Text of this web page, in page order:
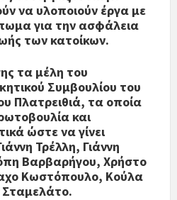
να υλοποιούν έργα με
για την ασφάλεια
των κατοίκων.
τα μέλη του
Συμβουλίου του
Πλατρειθιά, τα οποία
και
ώστε να γίνει
Τρέλλη, Γιάννη
Βαρβαρήγου, Χρήστο
Κωστόπουλο, Κούλα
Σταμελάτο.